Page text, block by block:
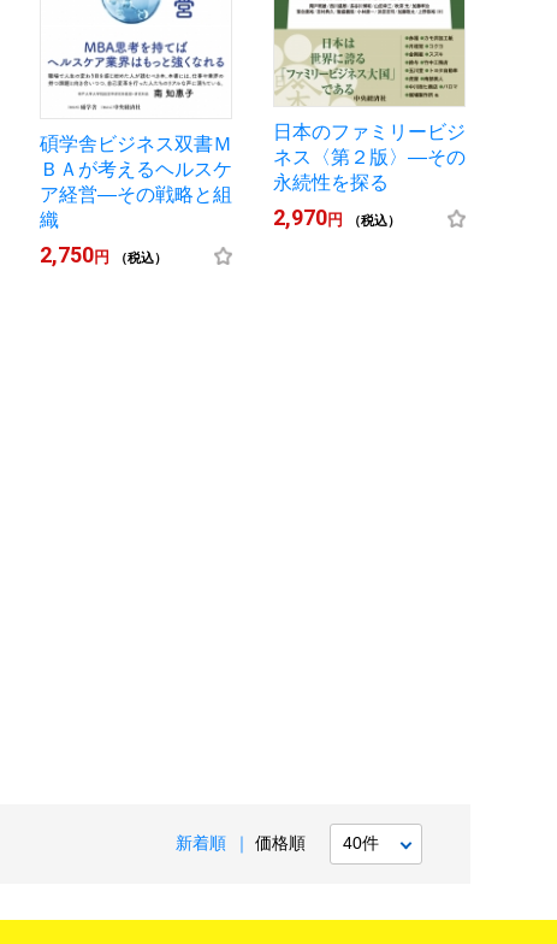
碩学舎ビジネス双書Ｍ
ＢＡが考えるヘルスケ
ア経営―その戦略と組
織
2,750円 （税込）
日本のファミリービジ
ネス〈第２版〉―その
永続性を探る
2,970円 （税込）
新着順 価格順